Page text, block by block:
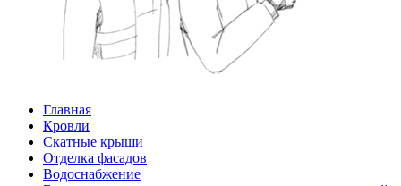
Главная
Кровли
Скатные крыши
Отделка фасадов
Водоснабжение